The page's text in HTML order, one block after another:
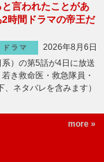
と言われたことがあ
時間ドラマの帝王だ
ドラマ
2026年8月6日
）の第5話が4日に放送
き救命医・救急隊員・
ネタバレを含みます）
more »